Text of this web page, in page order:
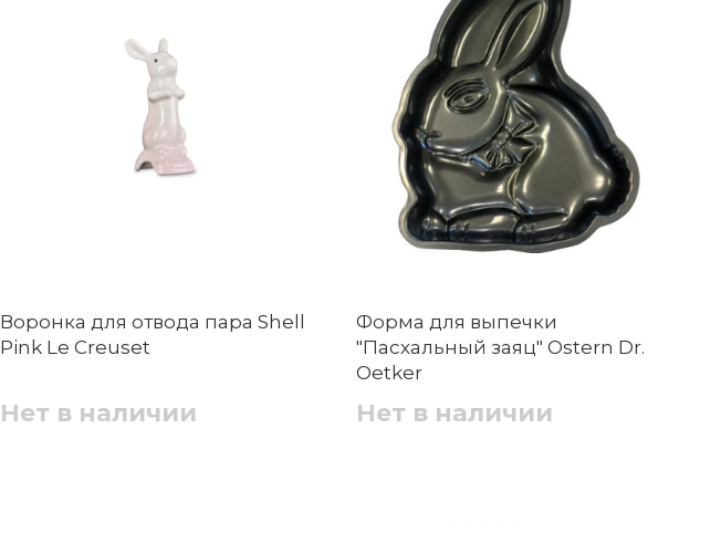
Воронка для отвода пара Shell
Pink Le Creuset
Нет в наличии
Форма для выпечки
"Пасхальный заяц" Ostern Dr.
Oetker
Нет в наличии